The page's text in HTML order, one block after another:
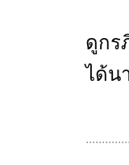
ดูกร
ได้น